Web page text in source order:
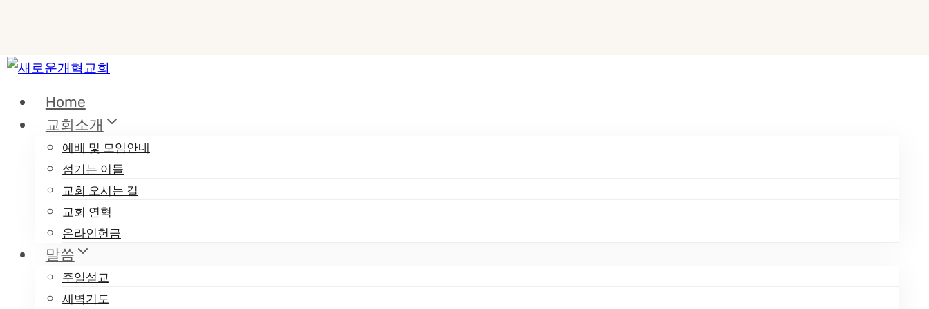
Skip
contentHome
교회소개
예배 및 모임안내
섬기는 이들
교회 오시는 길
교회 연혁
온라인헌금
말씀
주일설교
새벽기도